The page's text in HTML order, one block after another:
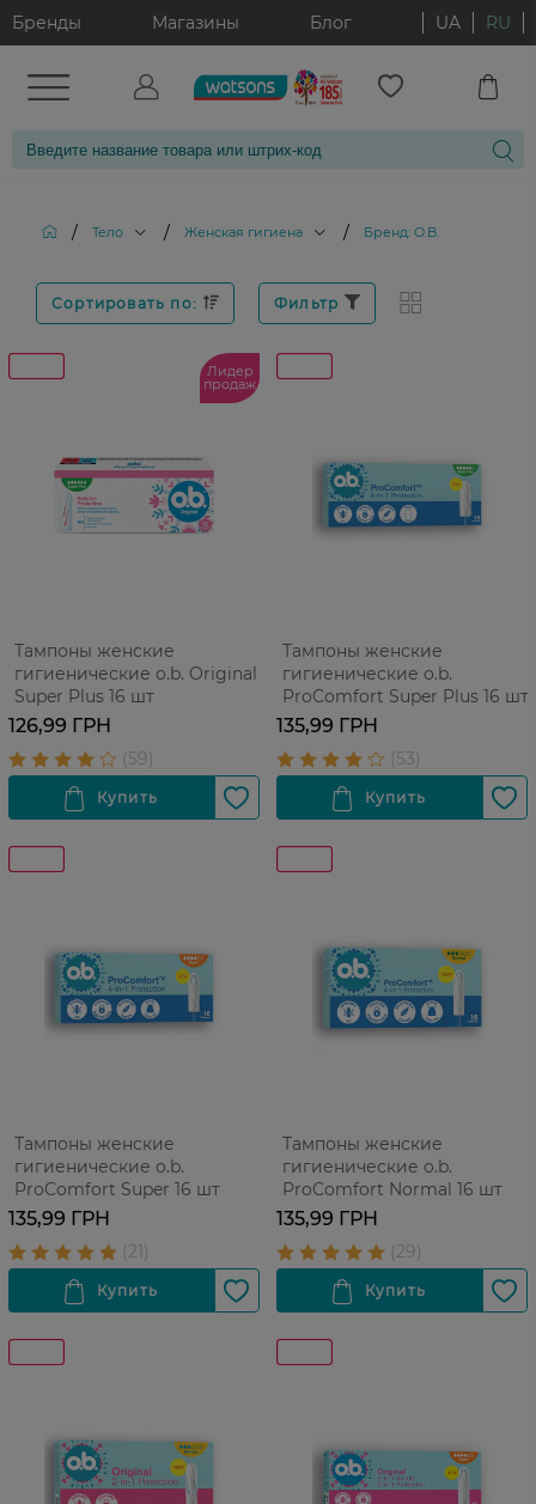
Бренды Магазины Блог UA RU
/ Тело / Женская гигиена / Бренд: O.B.
Сортировать по: Фильтр
Лидер
продаж
Тампоны женские
гигиенические o.b. Original
Super Plus 16 шт
126,99 ГРН
Тампоны женские
гигиенические o.b.
ProComfort Super Plus 16 шт
135,99 ГРН
Тампоны женские
гигиенические o.b.
ProComfort Super 16 шт
135,99 ГРН
Тампоны женские
гигиенические o.b.
ProComfort Normal 16 шт
135,99 ГРН